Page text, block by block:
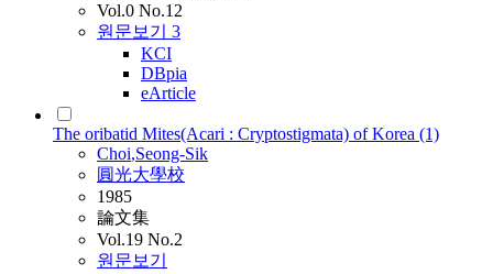
Vol.0 No.12
원문보기 3
KCI
DBpia
eArticle
The oribatid Mites(Acari : Cryptostigmata) of Korea (1)
Choi,Seong-Sik
圓光大學校
1985
論文集
Vol.19 No.2
원문보기